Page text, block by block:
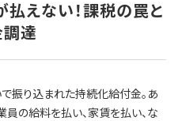
えない！課税の罠と
達
で振り込まれた持続化給付金。あ
の給料を払い、家賃を払い、な